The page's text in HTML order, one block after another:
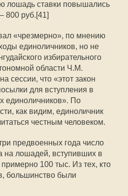
лошадь ставки повышались
800 руб.[41]
«чрезмерно», по мнению
единоличников, но не
избирательного
области Ч.М.
сессии, что «этот закон
для вступления в
единоличников». По
как видим, единоличник
честным человеком.
предвоенных года число
на лошадей, вступивших в
100 тыс. Из тех, кто
большинство были